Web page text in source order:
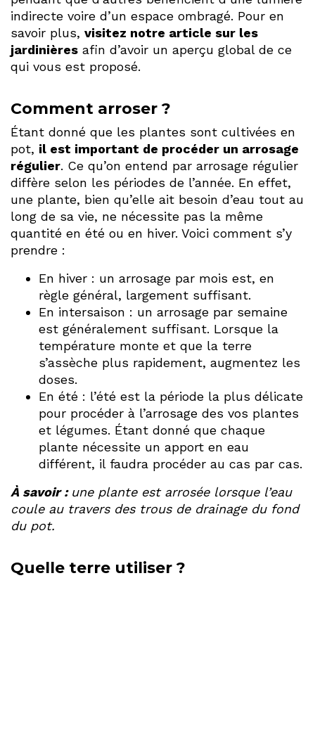
indirecte voire d’un espace ombragé. Pour en
savoir plus, visitez notre article sur les
jardinières afin d’avoir un aperçu global de ce
qui vous est proposé.
Comment arroser ?
Étant donné que les plantes sont cultivées en
pot, il est important de procéder un arrosage
régulier. Ce qu’on entend par arrosage régulier
diffère selon les périodes de l’année. En effet,
une plante, bien qu’elle ait besoin d’eau tout au
long de sa vie, ne nécessite pas la même
quantité en été ou en hiver. Voici comment s’y
prendre :
En hiver : un arrosage par mois est, en
règle général, largement suffisant.
En intersaison : un arrosage par semaine
est généralement suffisant. Lorsque la
température monte et que la terre
s’assèche plus rapidement, augmentez les
doses.
En été : l’été est la période la plus délicate
pour procéder à l’arrosage des vos plantes
et légumes. Étant donné que chaque
plante nécessite un apport en eau
différent, il faudra procéder au cas par cas.
À savoir : une plante est arrosée lorsque l’eau
coule au travers des trous de drainage du fond
du pot.
Quelle terre utiliser ?